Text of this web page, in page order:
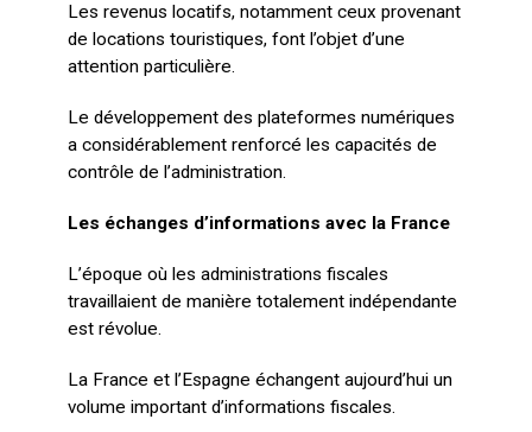
Les revenus locatifs, notamment ceux provenant
de locations touristiques, font l’objet d’une
attention particulière.
Le développement des plateformes numériques
a considérablement renforcé les capacités de
contrôle de l’administration.
Les échanges d’informations avec la France
L’époque où les administrations fiscales
travaillaient de manière totalement indépendante
est révolue.
La France et l’Espagne échangent aujourd’hui un
volume important d’informations fiscales.